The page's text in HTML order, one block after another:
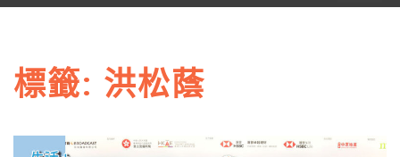
標籤: 洪松蔭